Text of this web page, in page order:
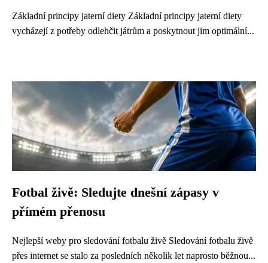
Základní principy jaterní diety Základní principy jaterní diety
vycházejí z potřeby odlehčit játrům a poskytnout jim optimální...
Fotbal živě: Sledujte dnešní zápasy v
přímém přenosu
Nejlepší weby pro sledování fotbalu živě Sledování fotbalu živě
přes internet se stalo za posledních několik let naprosto běžnou...